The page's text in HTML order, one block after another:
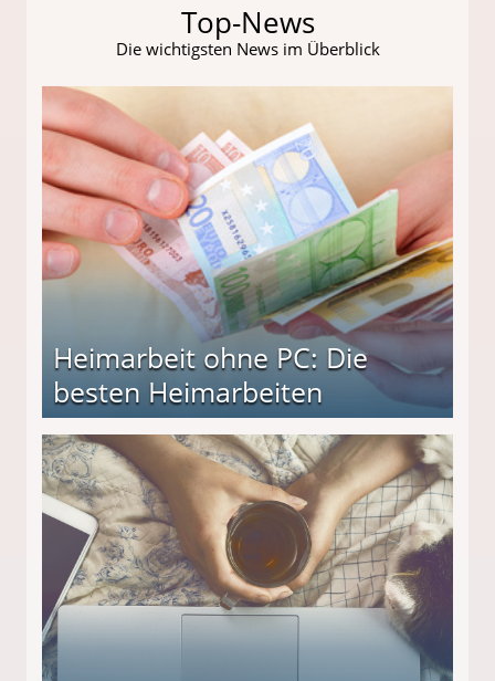
Top-News
Die wichtigsten News im Überblick
Heimarbeit ohne PC: Die
besten Heimarbeiten